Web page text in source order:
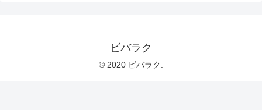
ビバラク
© 2020 ビバラク.